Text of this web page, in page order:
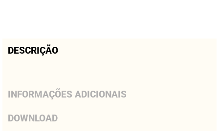
DESCRIÇÃO
INFORMAÇÕES ADICIONAIS
DOWNLOAD